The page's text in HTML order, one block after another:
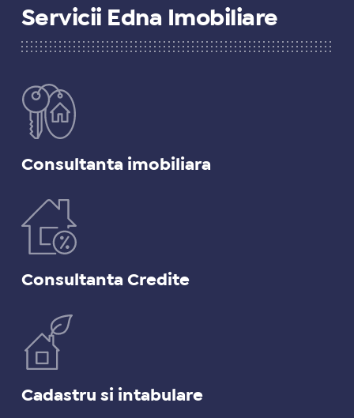
Servicii Edna Imobiliare
Consultanta imobiliara
Consultanta Credite
Cadastru si intabulare